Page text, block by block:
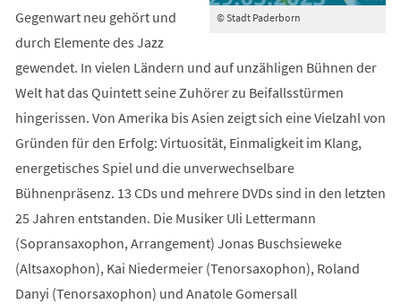
© Stadt Paderborn
Gegenwart neu gehört und
durch Elemente des Jazz
gewendet. In vielen Ländern und auf unzähligen Bühnen der
Welt hat das Quintett seine Zuhörer zu Beifallsstürmen
hingerissen. Von Amerika bis Asien zeigt sich eine Vielzahl von
Gründen für den Erfolg: Virtuosität, Einmaligkeit im Klang,
energetisches Spiel und die unverwechselbare
Bühnenpräsenz. 13 CDs und mehrere DVDs sind in den letzten
25 Jahren entstanden. Die Musiker Uli Lettermann
(Sopransaxophon, Arrangement) Jonas Buschsieweke
(Altsaxophon), Kai Niedermeier (Tenorsaxophon), Roland
Danyi (Tenorsaxophon) und Anatole Gomersall